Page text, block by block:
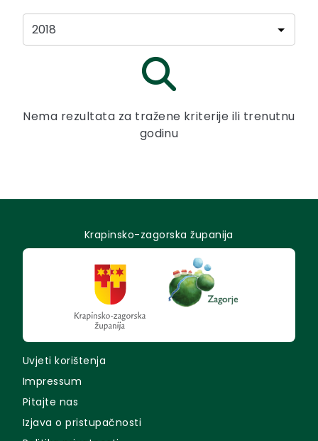
Nema rezultata za tražene kriterije ili trenutnu
godinu
Krapinsko-zagorska županija
Uvjeti korištenja
Impressum
Pitajte nas
Izjava o pristupačnosti